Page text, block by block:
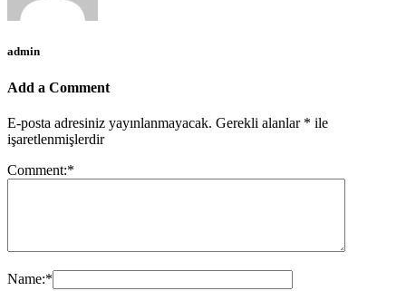
admin
Add a Comment
E-posta adresiniz yayınlanmayacak. Gerekli alanlar * ile
işaretlenmişlerdir
Comment:*
Name:*